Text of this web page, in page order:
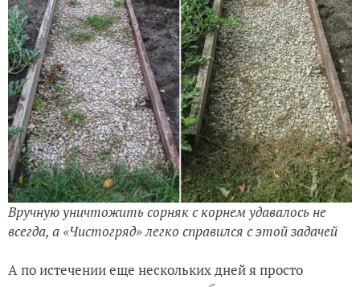
Вручную уничтожить сорняк с корнем удавалось не
всегда, а «Чистогряд» легко справился с этой задачей
А по истечении еще нескольких дней я просто